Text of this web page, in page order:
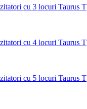
cu 3 locuri Taurus T
cu 4 locuri Taurus T
cu 5 locuri Taurus T